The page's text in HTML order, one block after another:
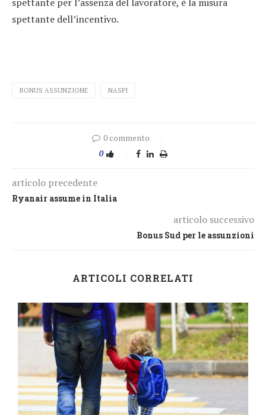
spettante dell’incentivo.
BONUS ASSUNZIONE NASPI
0 commento
0
articolo precedente
Ryanair assume in Italia
articolo successivo
Bonus Sud per le assunzioni
ARTICOLI CORRELATI